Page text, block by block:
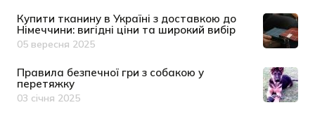
Купити тканину в Україні з доставкою до
Німеччини: вигідні ціни та широкий вибір
Дата публікації
05 вересня 2025
Правила безпечної гри з собакою у
перетяжку
Дата публікації
03 січня 2025